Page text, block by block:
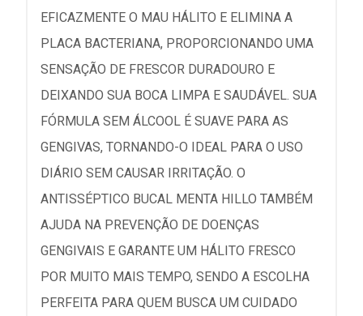
EFICAZMENTE O MAU HÁLITO E ELIMINA A
PLACA BACTERIANA, PROPORCIONANDO UMA
SENSAÇÃO DE FRESCOR DURADOURO E
DEIXANDO SUA BOCA LIMPA E SAUDÁVEL. SUA
FÓRMULA SEM ÁLCOOL É SUAVE PARA AS
GENGIVAS, TORNANDO-O IDEAL PARA O USO
DIÁRIO SEM CAUSAR IRRITAÇÃO. O
ANTISSÉPTICO BUCAL MENTA HILLO TAMBÉM
AJUDA NA PREVENÇÃO DE DOENÇAS
GENGIVAIS E GARANTE UM HÁLITO FRESCO
POR MUITO MAIS TEMPO, SENDO A ESCOLHA
PERFEITA PARA QUEM BUSCA UM CUIDADO